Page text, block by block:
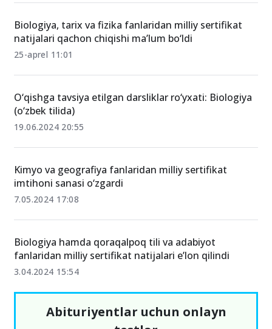
Biologiya, tarix va fizika fanlaridan milliy sertifikat
natijalari qachon chiqishi ma’lum bo‘ldi
25-aprel 11:01
O‘qishga tavsiya etilgan darsliklar ro‘yxati: Biologiya
(o‘zbek tilida)
19.06.2024 20:55
Kimyo va geografiya fanlaridan milliy sertifikat
imtihoni sanasi o‘zgardi
7.05.2024 17:08
Biologiya hamda qoraqalpoq tili va adabiyot
fanlaridan milliy sertifikat natijalari e’lon qilindi
3.04.2024 15:54
Abituriyentlar uchun onlayn